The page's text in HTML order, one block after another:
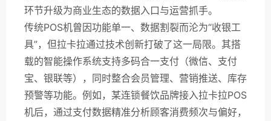
环节升级为商业生态的数据入口与运营抓手。
传统POS机曾因功能单一、数据割裂而沦为“收银工
具”，但拉卡拉通过技术创新打破了这一局限。其搭
载的智能操作系统支持多码合一支付（微信、支付
宝、银联等），同时整合会员管理、营销推送、库存
预警等功能。例如，某连锁餐饮品牌接入拉卡拉POS
机后，通过支付数据精准分析顾客消费频次与偏好，